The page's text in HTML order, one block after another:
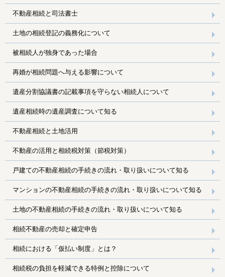
不動産相続と司法書士
土地の相続登記の義務化について
被相続人が独身であった場合
再婚が相続問題へ与える影響について
遺産分割協議書の記載事項を守らない相続人について
遺産相続時の遺産調査について知る
不動産相続と土地活用
不動産の活用と相続税対策（節税対策）
戸建ての不動産相続の手続きの流れ・取り扱いについて知る
マンションの不動産相続の手続きの流れ・取り扱いについて知る
土地の不動産相続の手続きの流れ・取り扱いについて知る
相続不動産の売却と確定申告
相続における「仮払い制度」とは？
相続税の負担を軽減できる特例と控除について